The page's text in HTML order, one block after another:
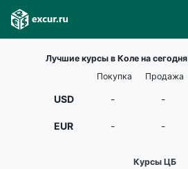
Лучшие курсы в Коле на сегодня
Покупка
Продажа
USD - -
EUR - -
Курсы ЦБ